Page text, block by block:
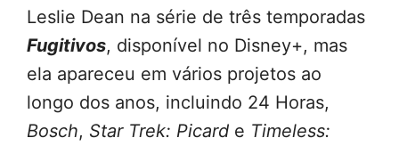
Leslie Dean na série de três temporadas
Fugitivos, disponível no Disney+, mas
ela apareceu em vários projetos ao
longo dos anos, incluindo 24 Horas,
Bosch, Star Trek: Picard e Timeless: